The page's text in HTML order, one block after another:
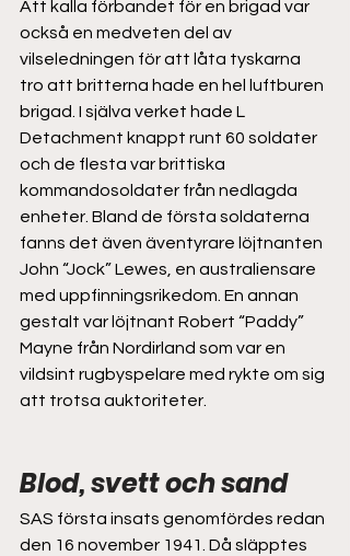
Att kalla förbandet för en brigad var
också en medveten del av
vilseledningen för att låta tyskarna
tro att britterna hade en hel luftburen
brigad. I själva verket hade L
Detachment knappt runt 60 soldater
och de flesta var brittiska
kommandosoldater från nedlagda
enheter. Bland de första soldaterna
fanns det även äventyrare löjtnanten
John “Jock” Lewes, en australiensare
med uppfinningsrikedom. En annan
gestalt var löjtnant Robert “Paddy”
Mayne från Nordirland som var en
vildsint rugbyspelare med rykte om sig
att trotsa auktoriteter.
Blod, svett och sand
SAS första insats genomfördes redan
den 16 november 1941. Då släpptes